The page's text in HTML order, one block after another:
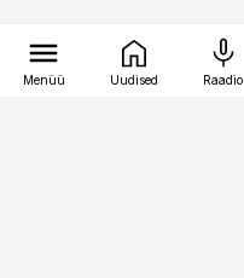
Menüü Uudised Raadio